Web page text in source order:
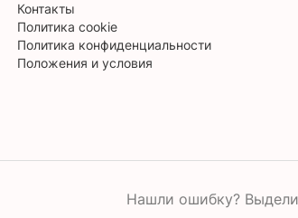
Контакты
Политика cookie
Политика конфиденциальности
Положения и условия
Нашли ошибку?